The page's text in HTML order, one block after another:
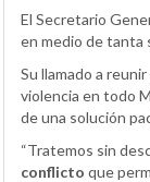
El Secretario
en medio de tanta
Su llamado a
violencia en todo
de una solución
“Tratemos sin
conflicto que